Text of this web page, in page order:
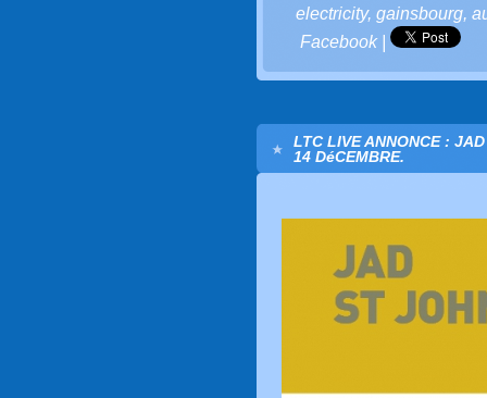
electricity, gainsbourg,
Facebook|
LTC LIVE ANNONCE :
14 DéCEMBRE.